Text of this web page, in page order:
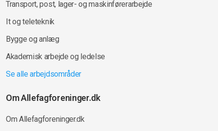
Transport, post, lager- og maskinførerarbejde
It og teleteknik
Bygge og anlæg
Akademisk arbejde og ledelse
Se alle arbejdsområder
Om Allefagforeninger.dk
Om Allefagforeninger.dk